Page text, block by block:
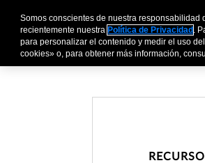
Somos conscientes de nuestra responsabilidad
recientemente nuestra Política de Privacidad .
para personalizar el contenido y medir el uso
cookies» o, para obtener más información,